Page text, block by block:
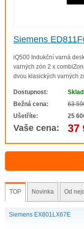
můžete jednoduše
Siemens
iQ500 Indukční varná
varných zón 2 x
dvou klasických varných
levá: 190 mm, 210 mm,
Dostupnost:
Bežná cena:
63
Ušetříte:
25
Vaše cena: 37
TOP Novinka Od
Siemens EX801LX67E